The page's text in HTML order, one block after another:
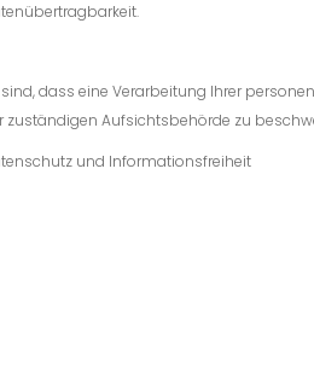
dass eine Verarbeitung Ihrer
zuständigen Aufsichtsbehörde zu
und Informationsfreiheit